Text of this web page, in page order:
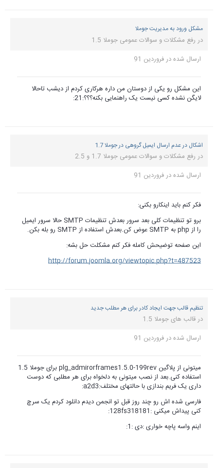
مشکل ورود به مدیریت جوملا
در رفع مشکلات و سوالات عمومی جوملا 1.5
ارسال شده درفروردین 91
این مشکل رو یکی از دوستان من داره هرکاری کردم از دیشب تاحالا
لایگن نشده کسی نیست یک راهنمایی بکنه؟؟؟:21:
اشکال در عدم ارسال ایمیل گروهی در جوملا 1.7
در رفع مشکلات و سوالات عمومی جوملا 1.7 و 2.5
ارسال شده درفروردین 91
فکر کنم باید اینکارو بکنی:
برو تو تنظیمات کلی بعد سرور بعدش تنظیمات SMTP حالا سرور ایمیل
را از php به SMTP عوض کن.بعدش استفاده از SMTP رو بله بکن.
این صفحه توضیحش کامله فکر کنم مشکلت حل بشه:
http://forum.joomla.org/viewtopic.php?t=487523
تنظیم قالب جهت ایجاد کادر برای هر مطلب جدید
درقالب های جوملا 1.5
ارسال شده درفروردین 91
میتونی از پلاگین plg_admirorframes1.5.0-199rev برای جوملا 1.5
استفاده کنی.بعد از نصب میتونی به دلخواه برای هر مطلبی که دوست
داری یک فریم بندازی با حالتهای مختلف:a2d3:
فارسی شده اش رو چند روز قبل تو انجمن دیدم دانلود کردم یک سرچ
کنی پیداش میکنی :128fs318181:
اینم واسه پاچه خواری :دی :1: